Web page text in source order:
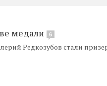
медали 6
Редкозубов стали